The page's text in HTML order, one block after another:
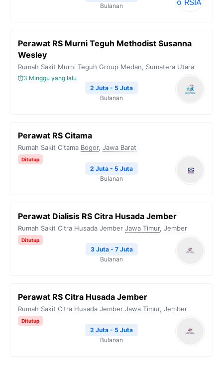
Bulanan
Perawat RS Murni Teguh Methodist Susanna
Wesley
Rumah Sakit Murni Teguh Group Medan, Sumatera Utara
3 Minggu yang lalu
2 Juta - 5 Juta
Bulanan
Perawat RS Citama
Rumah Sakit Citama Bogor, Jawa Barat
Ditutup
2 Juta - 5 Juta
Bulanan
Perawat Dialisis RS Citra Husada Jember
Rumah Sakit Citra Husada Jember Jawa Timur, Jember
Ditutup
3 Juta - 7 Juta
Bulanan
Perawat RS Citra Husada Jember
Rumah Sakit Citra Husada Jember Jawa Timur, Jember
Ditutup
2 Juta - 5 Juta
Bulanan